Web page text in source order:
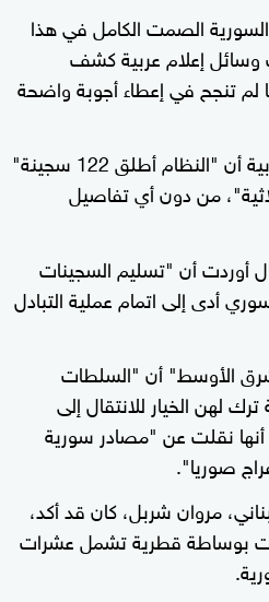
الصمت الكامل في هذا
إعلام عربية كشف
لم تنجح في إعطاء أجوبة واضحة
وذكرت صحيفة "الحياة" العربية أن "النظام أطلق 122 سجينة"
من دون أي تفاصيل
أوردت أن "تسليم السجينات
أدى إلى اتمام عملية التبادل
الأوسط" أن "السلطات
158 سجينة ترك لهن الخيار للانتقال إلى
أنها نقلت عن "مصادر سورية
صوريا".
مروان شربل، كان قد أكد،
بوساطة قطرية تشمل عشرات